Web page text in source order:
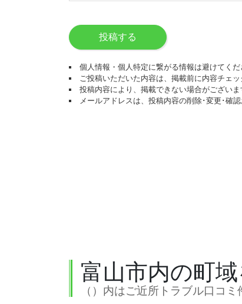
投稿する
個人情報・個人特定に繋がる情報は避けてくだ
ご投稿いただいた内容は、掲載前に内容チェ
投稿内容により、掲載できない場合がございま
メールアドレスは、投稿内容の削除･変更･確
富山市内の町
（）内はご近所トラブル口コミ